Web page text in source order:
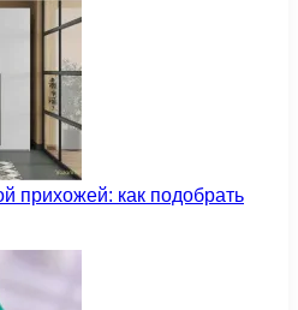
прихожей: как подобрать